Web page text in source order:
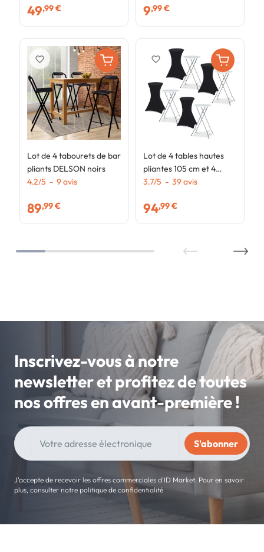
49,99 €
Lot de 4 tabourets de bar
pliants DELSON noirs
4.2/5 - 9avis
89,99 €
favorite_border
9,99 €
Lot de 4 tables hautes
pliantes 105 cm et 4
housses noires
3.7/5 - 39avis
94,99 €
favorite_border
Inscrivez-vous à notre
newsletter et profitez de toutes
nos offres en avant-première !
J'accepte de recevoir les offres commerciales d'ID Market. Pour en savoir
plus, consulter notre politique de confidentialité